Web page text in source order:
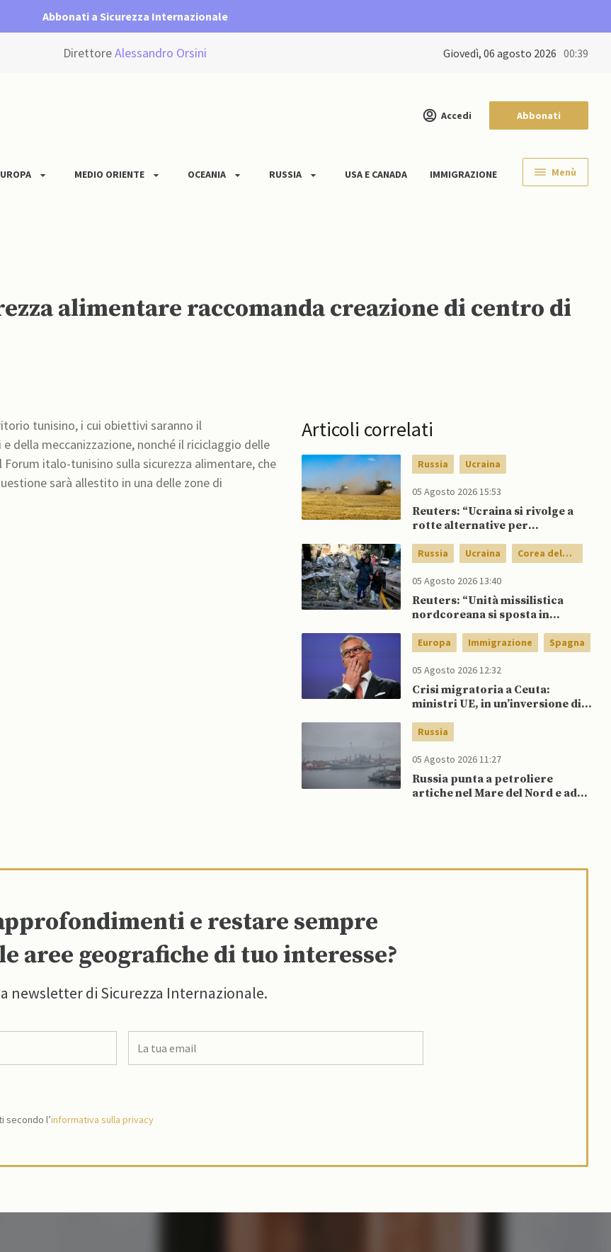
Abbonati a Sicurezza Internazionale
DirettoreAlessandro Orsini giovedì, 06 agosto 2026 00:39
Accedi Abbonati
MEDIO ORIENTE OCEANIA RUSSIA USA E CANADA IMMIGRAZIONE Menù
alimentare raccomanda creazione di centro di
tunisino, i cui obiettivi saranno il
meccanizzazione, nonché il riciclaggio delle
italo-tunisino sulla sicurezza alimentare, che
sarà allestito in una delle zone di
Articoli correlati
Russia Ucraina
05 Agosto 2026 15:53
Reuters: “Ucraina si rivolge a
rotte alternative per
Russia Ucraina
Corea del
Nord
05 Agosto 2026 13:40
Reuters: “Unità missilistica
nordcoreana si sposta in
potrebbero presto colpire
Europa Immigrazione Spagna
05 Agosto 2026 12:32
Crisi migratoria a Ceuta:
ministri UE, in un’inversione di
sostegno della Spagna
Russia
05 Agosto 2026 11:27
Russia punta a petroliere
artiche nel Mare del Nord e ad
e restare sempre
aree geografiche di tuo interesse?
newsletter di Sicurezza Internazionale.
secondo l’informativa sulla privacy